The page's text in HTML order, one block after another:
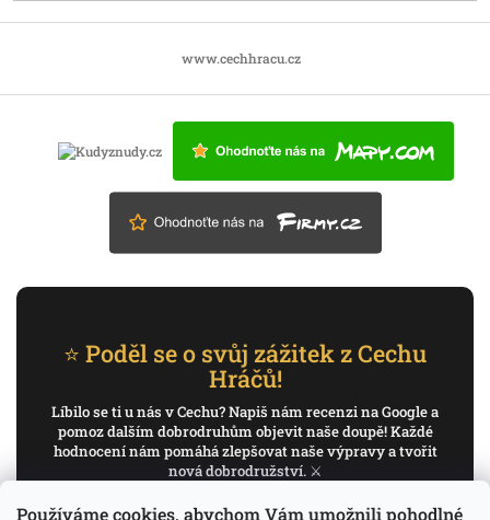
Používáme cookies, abychom Vám umožnili pohodlné
www.cechhracu.cz
⭐ Poděl se o svůj zážitek z Cechu
Hráčů!
Líbilo se ti u nás v Cechu? Napiš nám recenzi na Google a
pomoz dalším dobrodruhům objevit naše doupě! Každé
hodnocení nám pomáhá zlepšovat naše výpravy a tvořit
nová dobrodružství. ⚔️